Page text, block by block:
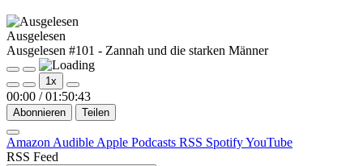
Ausgelesen
Ausgelesen #101 - Zannah und die starken Männer
Play
Episode
Pause
Episode
1x
00:00 / 01:50:43
Abonnieren Teilen
Amazon Audible Apple Podcasts RSS SpotifyYouTube
RSS Feed